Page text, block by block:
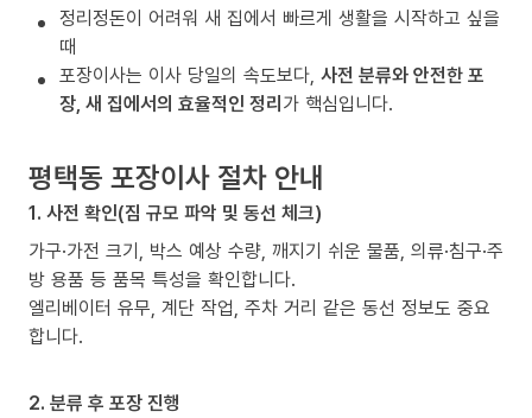
정리정돈이 어려워 새 집에서 빠르게 생활을 시작하고 싶을
때
포장이사는 이사 당일의 속도보다, 사전 분류와 안전한 포
장, 새 집에서의 효율적인 정리가 핵심입니다.
평택동 포장이사 절차 안내
1. 사전 확인(짐 규모 파악 및 동선 체크)
가구·가전 크기, 박스 예상 수량, 깨지기 쉬운 물품, 의류·침구·주
방 용품 등 품목 특성을 확인합니다.
엘리베이터 유무, 계단 작업, 주차 거리 같은 동선 정보도 중요
합니다.
2. 분류 후 포장 진행